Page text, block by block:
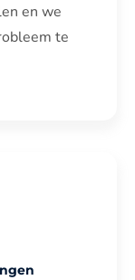
en we
te